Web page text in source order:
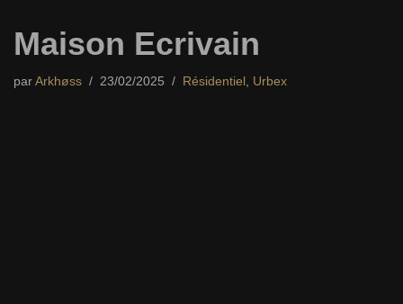
Maison Ecrivain
par Arkhøss 23/02/2025 Résidentiel , Urbex